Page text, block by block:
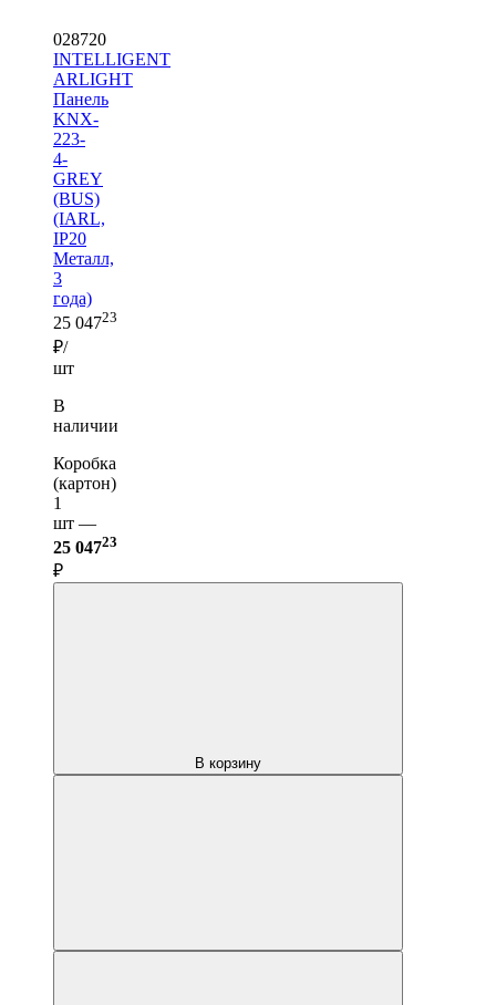
028720
INTELLIGENT
ARLIGHT
Панель
KNX-
223-
4-
GREY
(BUS)
(IARL,
IP20
Металл,
3
года)
25 04723
₽/
шт
В
наличии
Коробка
(картон)
1
шт —
25 04723
₽
В корзину